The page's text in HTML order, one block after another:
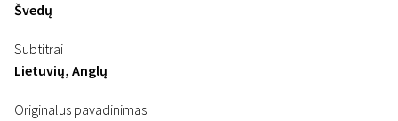
Švedų
Subtitrai
Lietuvių, Anglų
Originalus pavadinimas